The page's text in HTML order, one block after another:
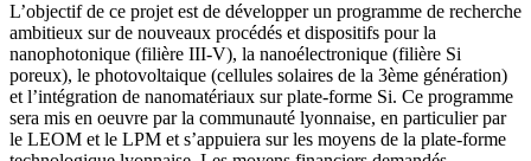
L’objectif de ce projet est de développer un programme de recherche
ambitieux sur de nouveaux procédés et dispositifs pour la
nanophotonique (filière III-V), la nanoélectronique (filière Si
poreux), le photovoltaique (cellules solaires de la 3ème génération)
et l’intégration de nanomatériaux sur plate-forme Si. Ce programme
sera mis en oeuvre par la communauté lyonnaise, en particulier par
le LEOM et le LPM et s’appuiera sur les moyens de la plate-forme